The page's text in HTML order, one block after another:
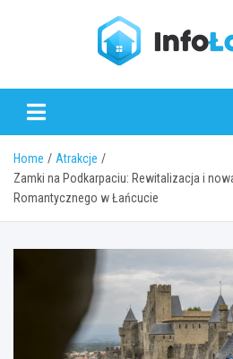
Home
Atrakcje
Zamki na Podkarpaciu: Rewitalizacja i
Romantycznego w Łańcucie